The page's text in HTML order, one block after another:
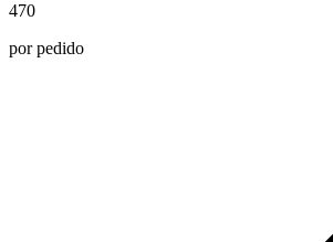
470
por pedido